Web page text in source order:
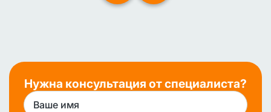
Нужна консультация от специалиста?